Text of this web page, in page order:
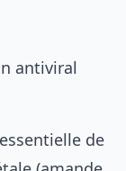
antiviral
de